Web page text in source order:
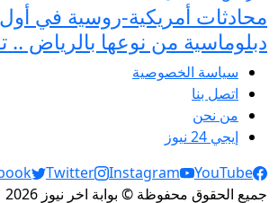
محادثات أمريكية-روسية في
دبلوماسية من نوعها بالرياض ..
سياسة الخصوصية
اتصل بنا
من نحن
إيجي 24 نيوز
Social Links
Twitter Instagram
YouTube
جميع الحقوق محفوظة © بوابة اخر نيوز 2026